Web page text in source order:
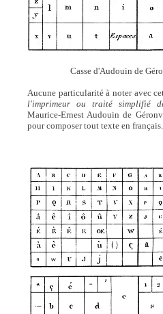
Casse d'Audouin de
Aucune particularité à noter avec
l'imprimeur ou traité simplifié
Maurice-Ernest Audouin de
pour composer tout texte en